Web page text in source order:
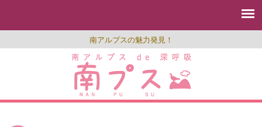
南アルプスの魅力発見！